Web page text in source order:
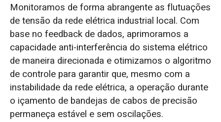
Monitoramos de forma abrangente as flutuações
de tensão da rede elétrica industrial local. Com
base no feedback de dados, aprimoramos a
capacidade anti-interferência do sistema elétrico
de maneira direcionada e otimizamos o algoritmo
de controle para garantir que, mesmo com a
instabilidade da rede elétrica, a operação durante
o içamento de bandejas de cabos de precisão
permaneça estável e sem oscilações.